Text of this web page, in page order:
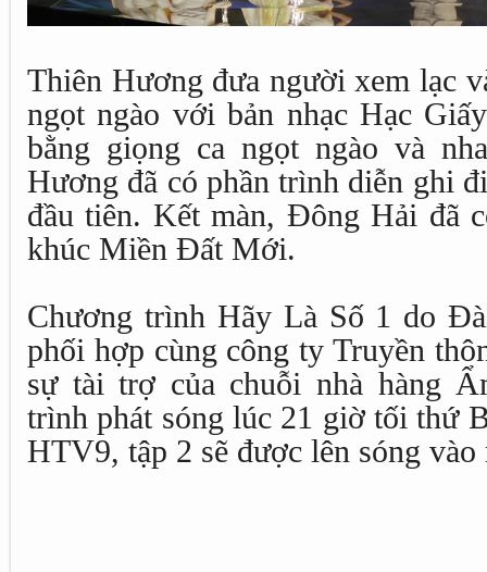
Thiên Hương đưa người xem lạc
ngọt ngào với bản nhạc Hạc
bằng giọng ca ngọt ngào và
Hương đã có phần trình diễn ghi
đầu tiên. Kết màn, Đông Hải đã
khúc Miền Đất Mới.
Chương trình Hãy Là Số 1 do
phối hợp cùng công ty Truyền
sự tài trợ của chuỗi nhà hàng
trình phát sóng lúc 21 giờ tối thứ
HTV9, tập 2 sẽ được lên sóng